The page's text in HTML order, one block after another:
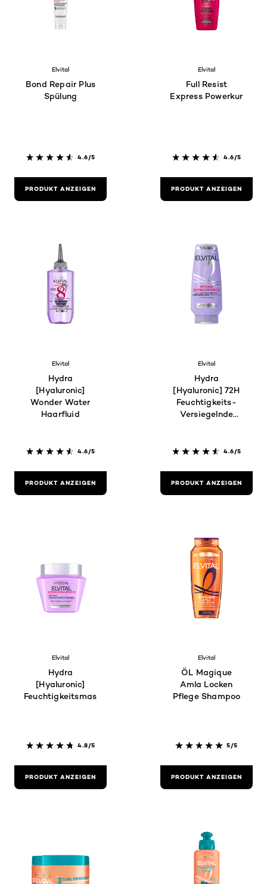
Elvital
Bond Repair Plus
Spülung
4.6/5
PRODUKT ANZEIGEN
Elvital
Full Resist
Express Powerkur
4.6/5
PRODUKT ANZEIGEN
Elvital
Hydra
[Hyaluronic]
Wonder Water
Haarfluid
4.6/5
PRODUKT ANZEIGEN
Elvital
Hydra
[Hyaluronic] 72H
Feuchtigkeits-
Versiegelnde
4.6/5
PRODUKT ANZEIGEN
Elvital
Hydra
[Hyaluronic]
Feuchtigkeitsmaske
4.8/5
PRODUKT ANZEIGEN
Elvital
ÖL Magique
Amla Locken
Pflege Shampoo
5/5
PRODUKT ANZEIGEN